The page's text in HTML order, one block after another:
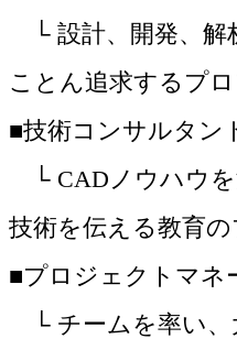
└ 設計、開発、解
ことん追求するプ
■技術コンサルタン
└ CADノウハウを
技術を伝える教育の
■プロジェクトマネ
└ チームを率い、